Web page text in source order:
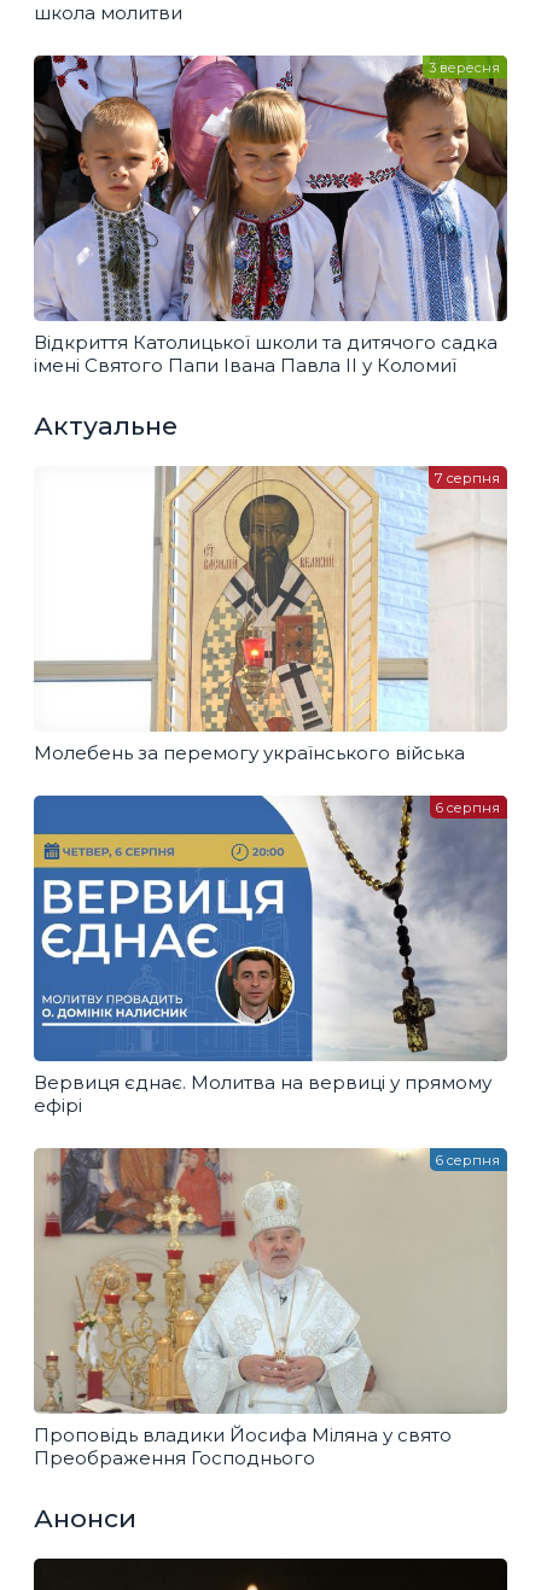
школа молитви
Відкриття Католицької школи та дитячого садка
імені Святого Папи Івана Павла ІІ у Коломиї
3 вересня
Актуальне
Молебень за перемогу українського війська
7 серпня
Вервиця єднає. Молитва на вервиці у прямому
ефірі
6 серпня
Проповідь владики Йосифа Міляна у свято
Преображення Господнього
6 серпня
Анонси